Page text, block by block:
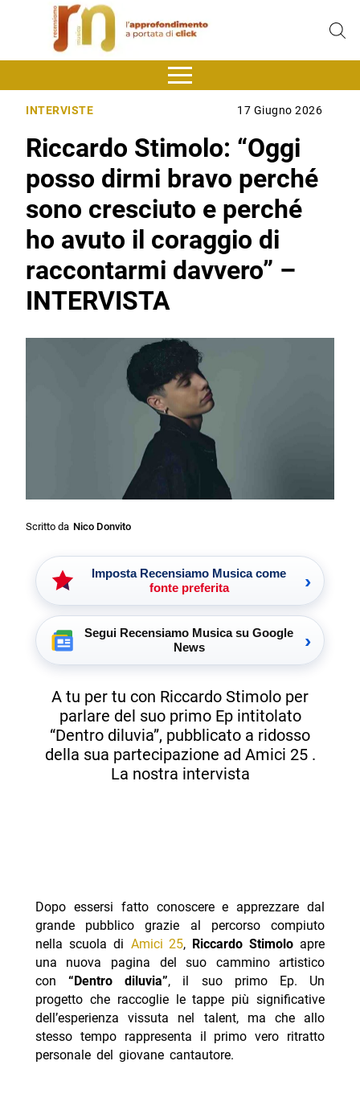
INTERVISTE 17 Giugno 2026
Riccardo Stimolo: “Oggi
posso dirmi bravo perché
sono cresciuto e perché
ho avuto il coraggio di
raccontarmi davvero” –
INTERVISTA
Scritto da Nico Donvito
Imposta Recensiamo Musica come
fonte preferita
›
Segui Recensiamo Musica su Google
News
›
A tu per tu con Riccardo Stimolo per
parlare del suo primo Ep intitolato
“Dentro diluvia”, pubblicato a ridosso
della sua partecipazione ad Amici 25 .
La nostra intervista
Dopo essersi fatto conoscere e apprezzare dal
grande pubblico grazie al percorso compiuto
nella scuola di Amici 25, Riccardo Stimoloapre
una nuova pagina del suo cammino artistico
con“Dentro diluvia”, il suo primo Ep. Un
progetto che raccoglie le tappe più significative
dell’esperienza vissuta nel talent, ma che allo
stesso tempo rappresenta il primo vero ritratto
personale del giovane cantautore.